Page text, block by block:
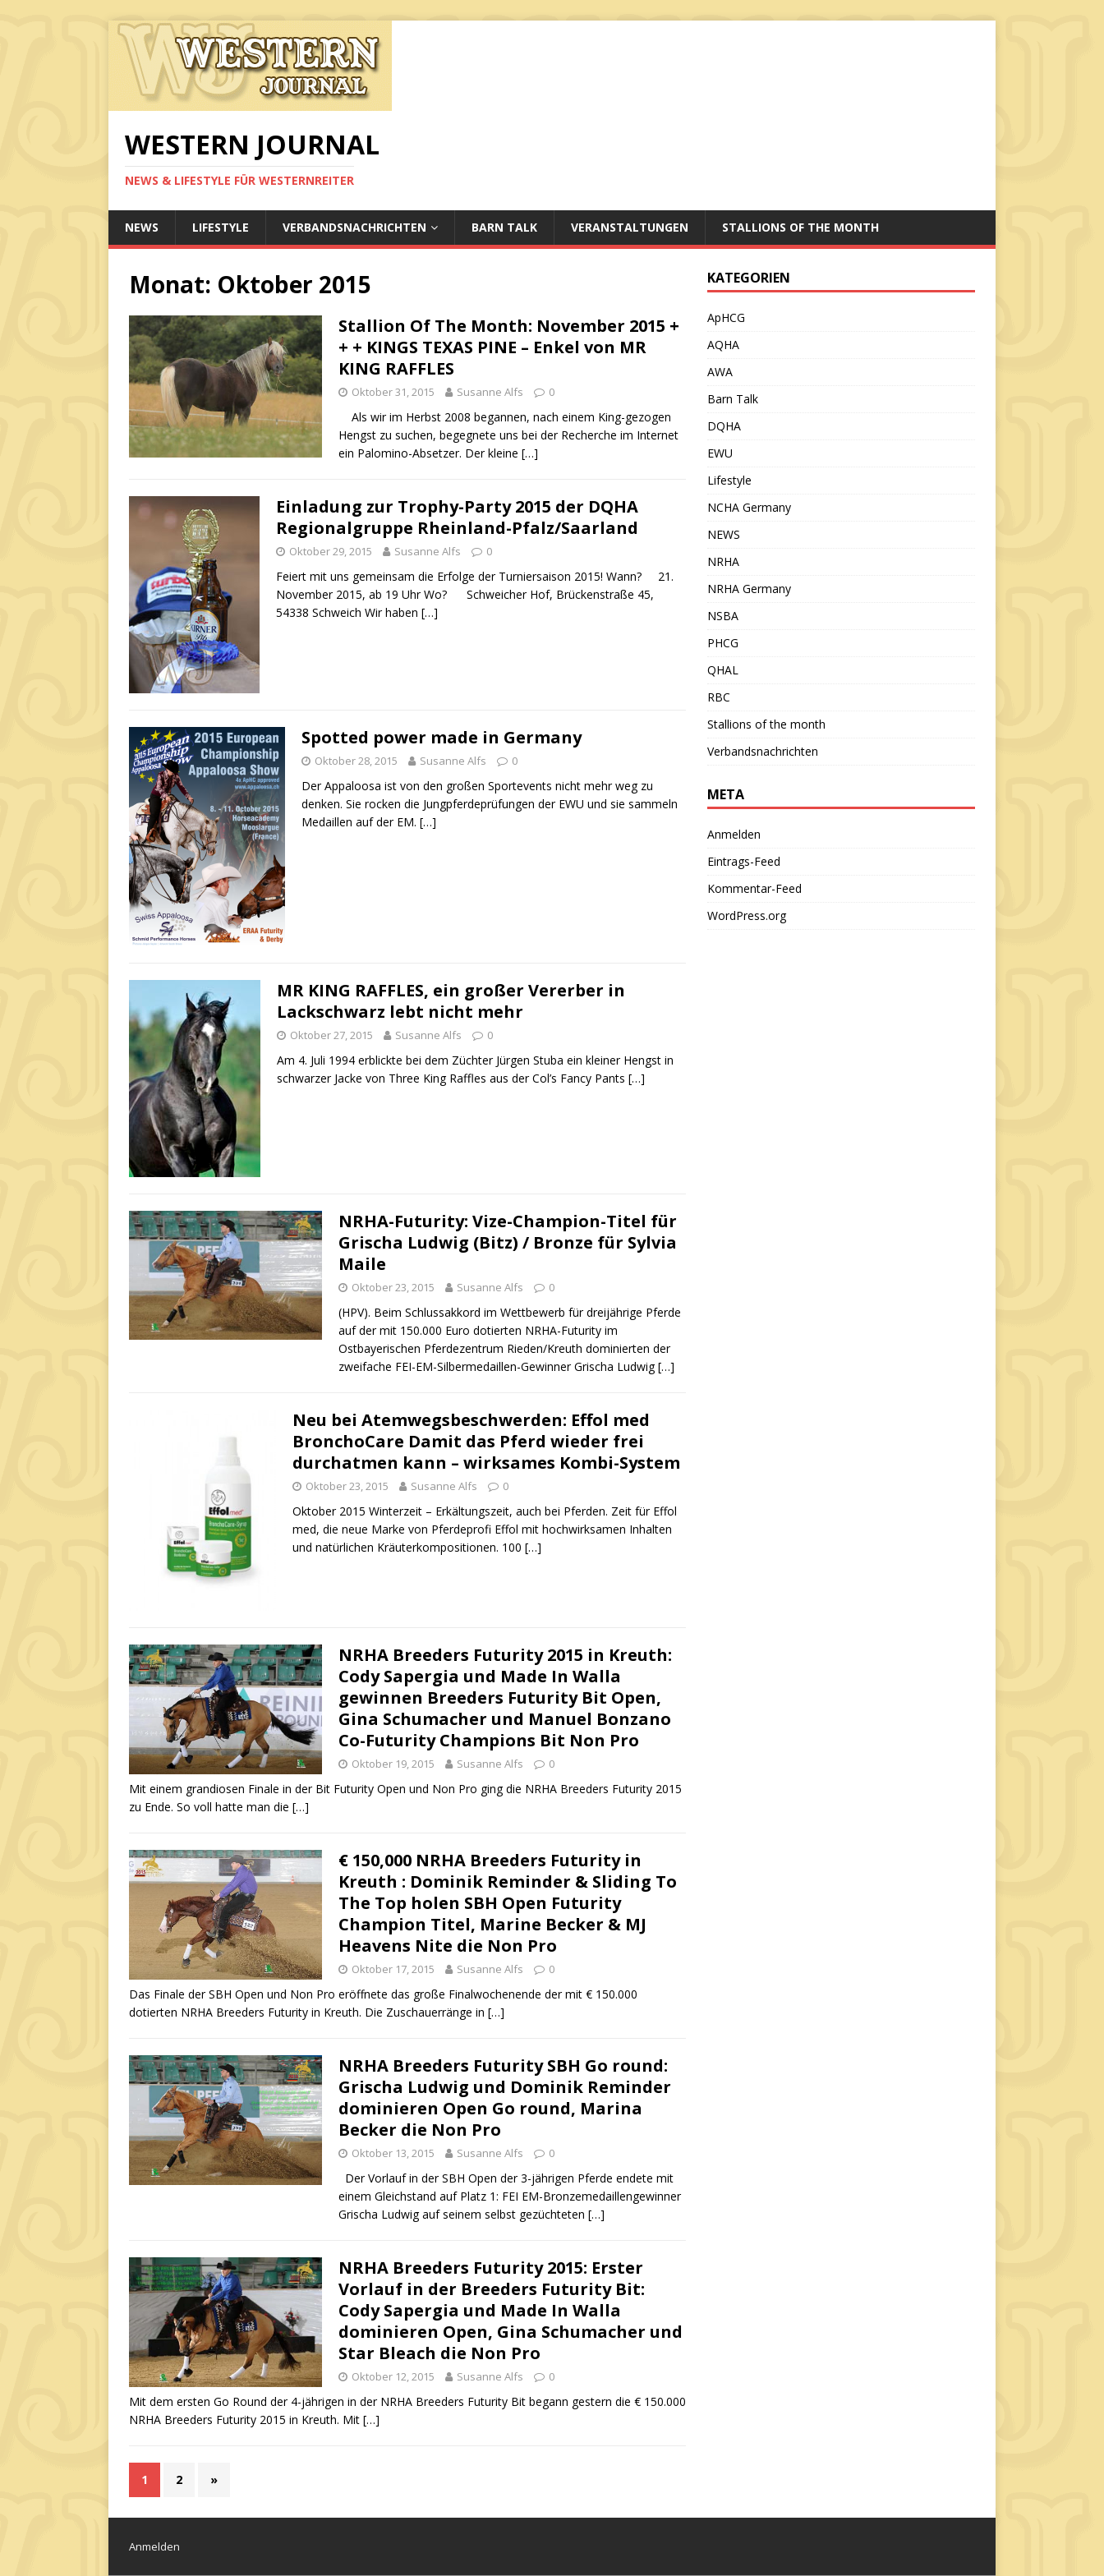
WESTERN JOURNAL
NEWS & LIFESTYLE FÜR WESTERNREITER
NEWS LIFESTYLE VERBANDSNACHRICHTEN BARN TALK VERANSTALTUNGEN STALLIONS OF THE MONTH
Monat: Oktober 2015
Stallion Of The Month: November 2015 +
+ + KINGS TEXAS PINE – Enkel von MR
KING RAFFLES
Oktober 31, 2015 Susanne Alfs 0
Als wir im Herbst 2008 begannen, nach einem King-gezogen
Hengst zu suchen, begegnete uns bei der Recherche im Internet
ein Palomino-Absetzer. Der kleine […]
Einladung zur Trophy-Party 2015 der DQHA
Regionalgruppe Rheinland-Pfalz/Saarland
Oktober 29, 2015 Susanne Alfs 0
Feiert mit uns gemeinsam die Erfolge der Turniersaison 2015! Wann? 21.
November 2015, ab 19 Uhr Wo? Schweicher Hof, Brückenstraße 45,
54338 Schweich Wir haben […]
Spotted power made in Germany
Oktober 28, 2015 Susanne Alfs 0
Der Appaloosa ist von den großen Sportevents nicht mehr weg zu
denken. Sie rocken die Jungpferdeprüfungen der EWU und sie sammeln
Medaillen auf der EM. […]
MR KING RAFFLES, ein großer Vererber in
Lackschwarz lebt nicht mehr
Oktober 27, 2015 Susanne Alfs 0
Am 4. Juli 1994 erblickte bei dem Züchter Jürgen Stuba ein kleiner Hengst in
schwarzer Jacke von Three King Raffles aus der Col’s Fancy Pants […]
NRHA-Futurity: Vize-Champion-Titel für
Grischa Ludwig (Bitz) / Bronze für Sylvia
Maile
Oktober 23, 2015 Susanne Alfs 0
(HPV). Beim Schlussakkord im Wettbewerb für dreijährige Pferde
auf der mit 150.000 Euro dotierten NRHA-Futurity im
Ostbayerischen Pferdezentrum Rieden/Kreuth dominierten der
zweifache FEI-EM-Silbermedaillen-Gewinner Grischa Ludwig[…]
Neu bei Atemwegsbeschwerden: Effol med
BronchoCare Damit das Pferd wieder frei
durchatmen kann – wirksames Kombi-System
Oktober 23, 2015 Susanne Alfs 0
Oktober 2015 Winterzeit – Erkältungszeit, auch bei Pferden. Zeit für Effol
med, die neue Marke von Pferdeprofi Effol mit hochwirksamen Inhalten
und natürlichen Kräuterkompositionen. 100 […]
NRHA Breeders Futurity 2015 in Kreuth:
Cody Sapergia und Made In Walla
gewinnen Breeders Futurity Bit Open,
Gina Schumacher und Manuel Bonzano
Co-Futurity Champions Bit Non Pro
Oktober 19, 2015 Susanne Alfs 0
Mit einem grandiosen Finale in der Bit Futurity Open und Non Pro ging die NRHA Breeders Futurity 2015
zu Ende. So voll hatte man die […]
€ 150,000 NRHA Breeders Futurity in
Kreuth : Dominik Reminder & Sliding To
The Top holen SBH Open Futurity
Champion Titel, Marine Becker & MJ
Heavens Nite die Non Pro
Oktober 17, 2015 Susanne Alfs 0
Das Finale der SBH Open und Non Pro eröffnete das große Finalwochenende der mit € 150.000
dotierten NRHA Breeders Futurity in Kreuth. Die Zuschauerränge in […]
NRHA Breeders Futurity SBH Go round:
Grischa Ludwig und Dominik Reminder
dominieren Open Go round, Marina
Becker die Non Pro
Oktober 13, 2015 Susanne Alfs 0
Der Vorlauf in der SBH Open der 3-jährigen Pferde endete mit
einem Gleichstand auf Platz 1: FEI EM-Bronzemedaillengewinner
Grischa Ludwig auf seinem selbst gezüchteten […]
NRHA Breeders Futurity 2015: Erster
Vorlauf in der Breeders Futurity Bit:
Cody Sapergia und Made In Walla
dominieren Open, Gina Schumacher und
Star Bleach die Non Pro
Oktober 12, 2015 Susanne Alfs 0
Mit dem ersten Go Round der 4-jährigen in der NRHA Breeders Futurity Bit begann gestern die € 150.000
NRHA Breeders Futurity 2015 in Kreuth. Mit […]
1 2 »
KATEGORIEN
ApHCG
AQHA
AWA
Barn Talk
DQHA
EWU
Lifestyle
NCHA Germany
NEWS
NRHA
NRHA Germany
NSBA
PHCG
QHAL
RBC
Stallions of the month
Verbandsnachrichten
META
Anmelden
Eintrags-Feed
Kommentar-Feed
WordPress.org
Anmelden